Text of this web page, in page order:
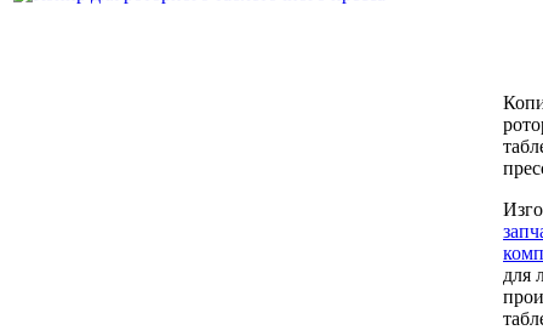
для